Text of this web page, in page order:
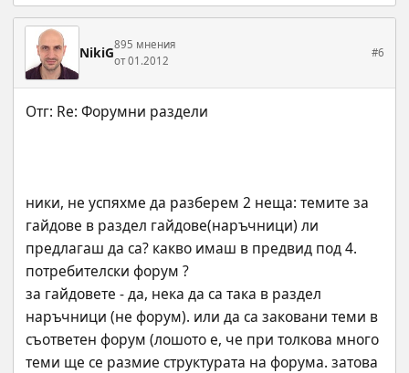
NikiG895 мнения
от 01.2012
#6
ники, не успяхме да разберем 2 неща: темите за
гайдове в раздел гайдове(наръчници) ли
предлагаш да са? какво имаш в предвид под 4.
потребителски форум ?
за гайдовете - да, нека да са така в раздел
наръчници (не форум). или да са заковани теми в
съответен форум (лошото е, че при толкова много
теми ще се размие структурата на форума. затова